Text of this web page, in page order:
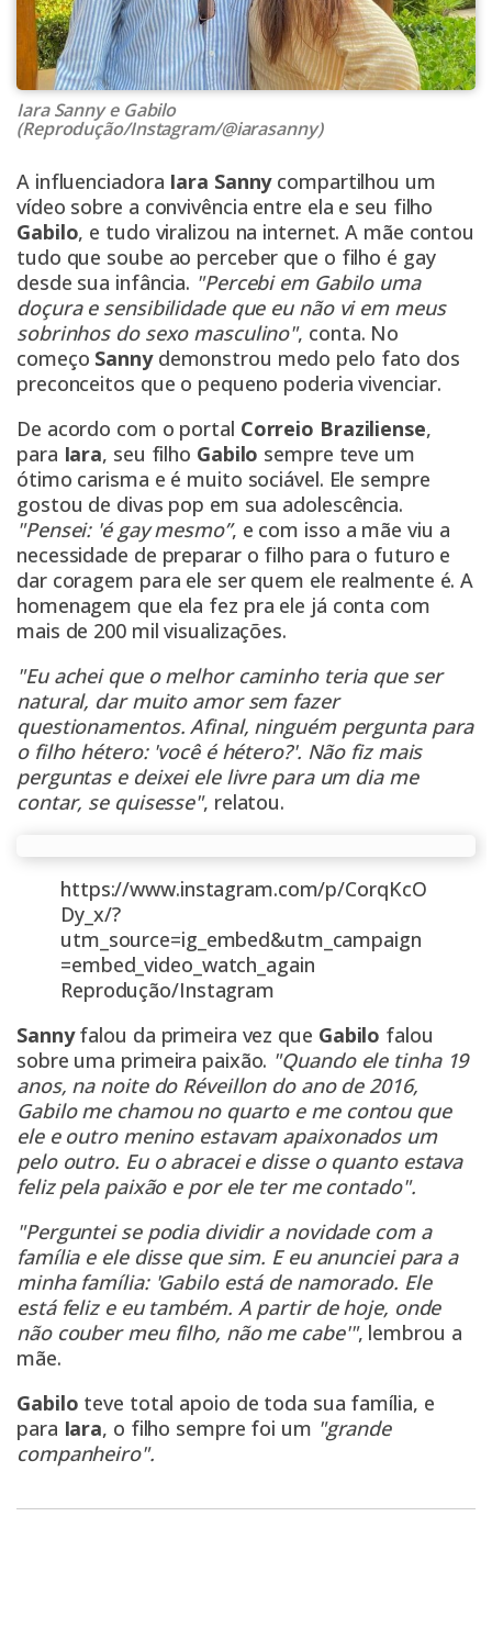
Iara Sanny e Gabilo
(Reprodução/Instagram/@iarasanny)
A influenciadora Iara Sannycompartilhou um
vídeo sobre a convivência entre ela e seu filho
Gabilo, e tudo viralizou na internet. A mãe contou
tudo que soube ao perceber que o filho é gay
desde sua infância. "Percebi em Gabilo uma
doçura e sensibilidade que eu não vi em meus
sobrinhos do sexo masculino", conta. No
começo Sannydemonstrou medo pelo fato dos
preconceitos que o pequeno poderia vivenciar.
De acordo com o portal Correio Braziliense,
para Iara, seu filho Gabilo sempre teve um
ótimo carisma e é muito sociável. Ele sempre
gostou de divas pop em sua adolescência.
"Pensei: 'é gay mesmo”, e com isso a mãe viu a
necessidade de preparar o filho para o futuro e
dar coragem para ele ser quem ele realmente é. A
homenagem que ela fez pra ele já conta com
mais de 200 mil visualizações.
"Eu achei que o melhor caminho teria que ser
natural, dar muito amor sem fazer
questionamentos. Afinal, ninguém pergunta para
o filho hétero: 'você é hétero?'. Não fiz mais
perguntas e deixei ele livre para um dia me
contar, se quisesse", relatou.
https://www.instagram.com/p/CorqKcO
Dy_x/?
utm_source=ig_embed&utm_campaign
=embed_video_watch_again
Reprodução/Instagram
Sannyfalou da primeira vez que Gabilo falou
sobre uma primeira paixão. "Quando ele tinha 19
anos, na noite do Réveillon do ano de 2016,
Gabilo me chamou no quarto e me contou que
ele e outro menino estavam apaixonados um
pelo outro. Eu o abracei e disse o quanto estava
feliz pela paixão e por ele ter me contado".
"Perguntei se podia dividir a novidade com a
família e ele disse que sim. E eu anunciei para a
minha família: 'Gabilo está de namorado. Ele
está feliz e eu também. A partir de hoje, onde
não couber meu filho, não me cabe'", lembrou a
mãe.
Gabilo teve total apoio de toda sua família, e
para Iara, o filho sempre foi um "grande
companheiro".